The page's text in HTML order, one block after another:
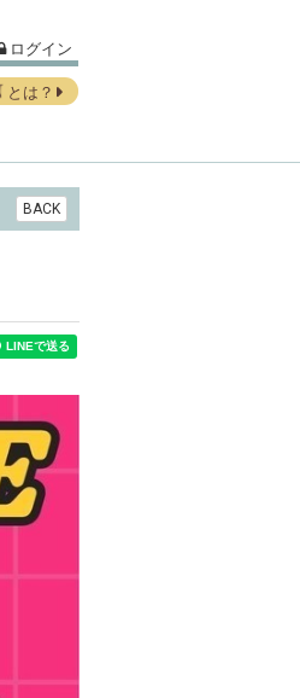
ログイン
とは？
BACK